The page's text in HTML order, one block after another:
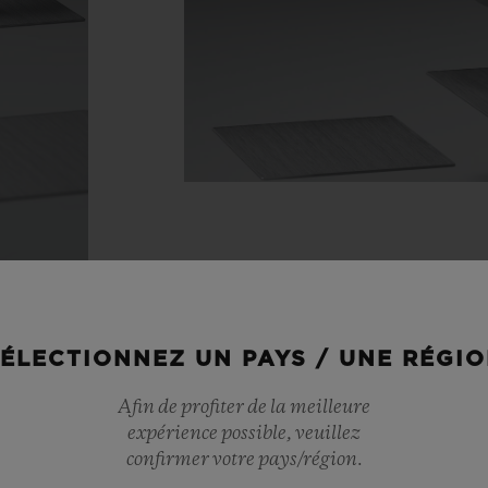
UN PAYS / UNE
Afin de profiter de la meilleure
expérience possible, veuillez
confirmer votre pays/région.